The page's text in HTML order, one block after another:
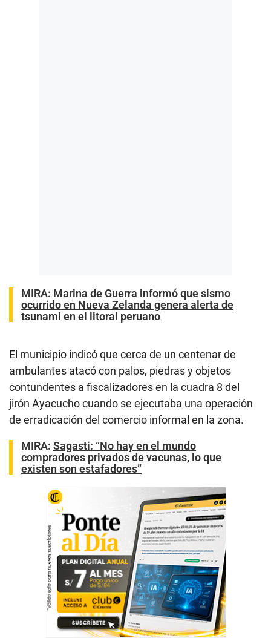
MIRA: Marina de Guerra informó que sismo
ocurrido en Nueva Zelanda genera alerta de
tsunami en el litoral peruano
El municipio indicó que cerca de un centenar de
ambulantes atacó con palos, piedras y objetos
contundentes a fiscalizadores en la cuadra 8 del
jirón Ayacucho cuando se ejecutaba una operación
de erradicación del comercio informal en la zona.
MIRA: Sagasti: “No hay en el mundo
compradores privados de vacunas, lo que
existen son estafadores”